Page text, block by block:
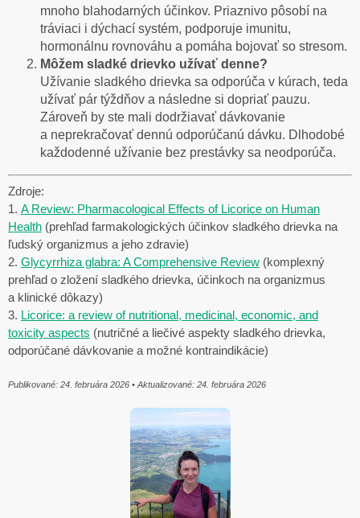
mnoho blahodarných účinkov. Priaznivo pôsobí na
tráviaci i dýchací systém, podporuje imunitu,
hormonálnu rovnováhu a pomáha bojovať so stresom.
Môžem sladké drievko užívať denne?
Užívanie sladkého drievka sa odporúča v kúrach, teda
užívať pár týždňov a následne si dopriať pauzu.
Zároveň by ste mali dodržiavať dávkovanie
a neprekračovať dennú odporúčanú dávku. Dlhodobé
každodenné užívanie bez prestávky sa neodporúča.
Zdroje:
1. A Review: Pharmacological Effects of Licorice on Human
Health (prehľad farmakologických účinkov sladkého drievka na
ľudský organizmus a jeho zdravie)
2. Glycyrrhiza glabra: A Comprehensive Review (komplexný
prehľad o zložení sladkého drievka, účinkoch na organizmus
a klinické dôkazy)
3. Licorice: a review of nutritional, medicinal, economic, and
toxicity aspects (nutričné a liečivé aspekty sladkého drievka,
odporúčané dávkovanie a možné kontraindikácie)
Publikované: 24. februára 2026 • Aktualizované: 24. februára 2026